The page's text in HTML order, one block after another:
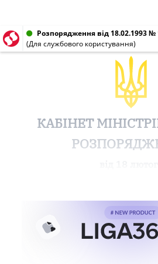
Розпорядження від 18.02.1993 №
(Для службового користування)
КАБІНЕТ